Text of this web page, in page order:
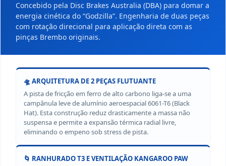
Concebido pela Disc Brakes Australia (DBA) para domar a
energia cinética do “Godzilla”. Engenharia de duas peças
com rotação direcional para aplicação direta com as
pinças Brembo originais.
🛸 ARQUITETURA DE 2 PEÇAS FLUTUANTE
A pista de fricção em ferro de alto carbono liga-se a uma
campânula leve de alumínio aeroespacial 6061-T6 (Black
Hat). Esta construção reduz drasticamente a massa não
suspensa e permite a expansão térmica radial livre,
eliminando o empeno sob stress de pista.
🌀 RANHURADO T3 E VENTILAÇÃO KANGAROO PAW